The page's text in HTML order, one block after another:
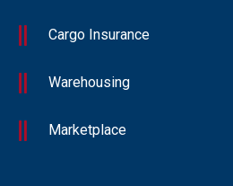
Cargo Insurance
Warehousing
Marketplace